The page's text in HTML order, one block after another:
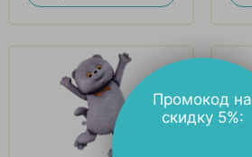
Промокод на
скидку 5%: